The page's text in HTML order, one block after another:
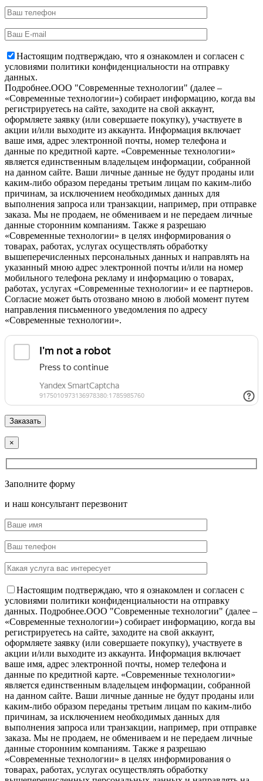
Настоящим подтверждаю, что я ознакомлен и согласен с
условиями политики конфиденциальности на отправку
данных.
Подробнее.OOO "Современные технологии" (далее –
«Современные технологии») собирает информацию, когда вы
регистрируетесь на сайте, заходите на свой аккаунт,
оформляете заявку (или совершаете покупку), участвуете в
акции и/или выходите из аккаунта. Информация включает
ваше имя, адрес электронной почты, номер телефона и
данные по кредитной карте. «Современные технологии»
является единственным владельцем информации, собранной
на данном сайте. Ваши личные данные не будут проданы или
каким-либо образом переданы третьим лицам по каким-либо
причинам, за исключением необходимых данных для
выполнения запроса или транзакции, например, при отправке
заказа. Мы не продаем, не обмениваем и не передаем личные
данные сторонним компаниям. Также я разрешаю
«Современные технологии» в целях информирования о
товарах, работах, услугах осуществлять обработку
вышеперечисленных персональных данных и направлять на
указанный мною адрес электронной почты и/или на номер
мобильного телефона рекламу и информацию о товарах,
работах, услугах «Современные технологии» и ее партнеров.
Согласие может быть отозвано мною в любой момент путем
направления письменного уведомления по адресу
«Современные технологии».
×
Заполните форму
и наш консультант перезвонит
Настоящим подтверждаю, что я ознакомлен и согласен с
условиями политики конфиденциальности на отправку
данных. Подробнее.OOO "Современные технологии" (далее –
«Современные технологии») собирает информацию, когда вы
регистрируетесь на сайте, заходите на свой аккаунт,
оформляете заявку (или совершаете покупку), участвуете в
акции и/или выходите из аккаунта. Информация включает
ваше имя, адрес электронной почты, номер телефона и
данные по кредитной карте. «Современные технологии»
является единственным владельцем информации, собранной
на данном сайте. Ваши личные данные не будут проданы или
каким-либо образом переданы третьим лицам по каким-либо
причинам, за исключением необходимых данных для
выполнения запроса или транзакции, например, при отправке
заказа. Мы не продаем, не обмениваем и не передаем личные
данные сторонним компаниям. Также я разрешаю
«Современные технологии» в целях информирования о
товарах, работах, услугах осуществлять обработку